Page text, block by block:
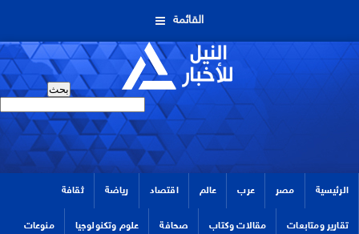
القائمة
الرئيسية مصر عرب عالم اقتصاد رياضة ثقافة
تقارير ومتابعات مقالات وكتاب صحافة علوم وتكنولوجيا منوعات